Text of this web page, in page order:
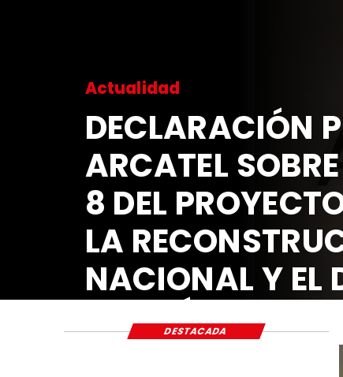
Actualidad
DECLARACIÓN
ARCATEL
8 DEL
LA
NACIONAL Y EL
ECONÓMICO Y
DESTACADA